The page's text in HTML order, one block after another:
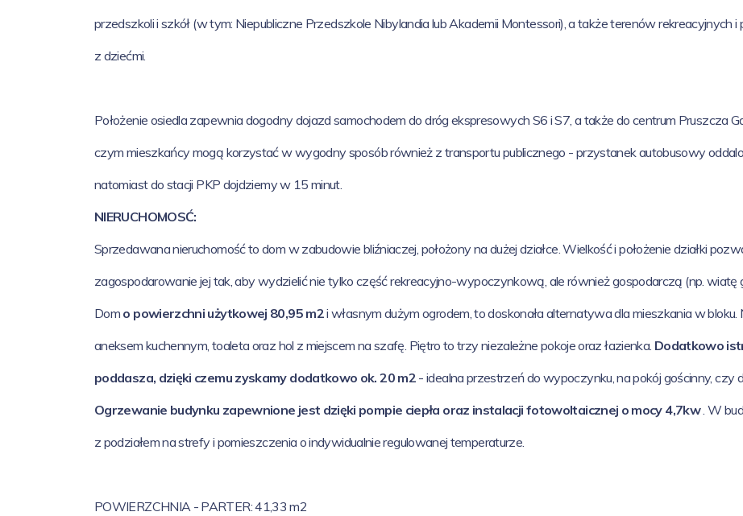
przedszkoli i szkół (w tym: Niepubliczne Przedszkole Nibylandia lub Akademii Montessori), a także terenów rekreacyjnych
z dziećmi.
Położenie osiedla zapewnia dogodny dojazd samochodem do dróg ekspresowych S6 i S7, a także do centrum Pruszcza
czym mieszkańcy mogą korzystać w wygodny sposób również z transportu publicznego - przystanek autobusowy
natomiast do stacji PKP dojdziemy w 15 minut.
NIERUCHOMOSĆ:
Sprzedawana nieruchomość to dom w zabudowie bliźniaczej, położony na dużej działce. Wielkość i położenie działki
zagospodarowanie jej tak, aby wydzielić nie tylko część rekreacyjno-wypoczynkową, ale również gospodarczą (np. wiatę
Dom o powierzchni użytkowej 80,95 m2i własnym dużym ogrodem, to doskonała alternatywa dla mieszkania w
aneksem kuchennym, toaleta oraz hol z miejscem na szafę. Piętro to trzy niezależne pokoje oraz łazienka. Dodatkowo
poddasza, dzięki czemu zyskamy dodatkowo ok. 20 m2 - idealna przestrzeń do wypoczynku, na pokój gościnny, czy
Ogrzewanie budynku zapewnione jest dzięki pompie ciepła oraz instalacji fotowoltaicznej o mocy 4,7kw. W
z podziałem na strefy i pomieszczenia o indywidualnie regulowanej temperaturze.
POWIERZCHNIA - PARTER: 41,33 m2